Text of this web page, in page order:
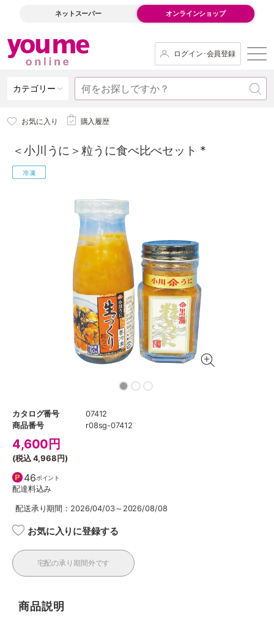
ネットスーパー オンラインショップ
ログイン･会員登録
カテゴリー
お気に入り 購入履歴
＜小川うに＞粒うに食べ比べセット *
カタログ番号
07412
商品番号
r08sg-07412
4,600 円
(税込4,968円)
46ポイント
配達料込み
配送承り期間：2026/04/03～2026/08/08
お気に入りに登録する
宅配の承り期間外です
商品説明